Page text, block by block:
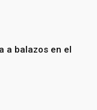
a balazos en el